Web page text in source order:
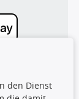
den Dienst